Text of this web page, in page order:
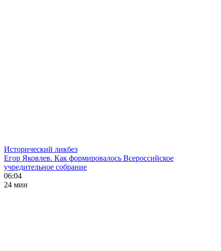
Исторический ликбез
Егор Яковлев. Как формировалось Всероссийское
учредительное собрание
06:04
24 мин